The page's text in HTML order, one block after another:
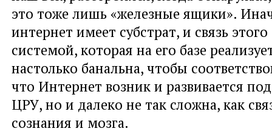
это тоже лишь «железные ящики».
интернет имеет субстрат, и связь этого
системой, которая на его базе
настолько банальна, чтобы
что Интернет возник и развивается
ЦРУ, но и далеко не так сложна, как
сознания и мозга.